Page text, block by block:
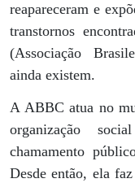
reapareceram e
transtornos
(Associação
ainda existem.
A ABBC atua no
organização
chamamento
Desde então, ela